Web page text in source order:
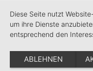
Diese Seite nutzt
um ihre Dienste
entsprechend den
ABLEHNEN